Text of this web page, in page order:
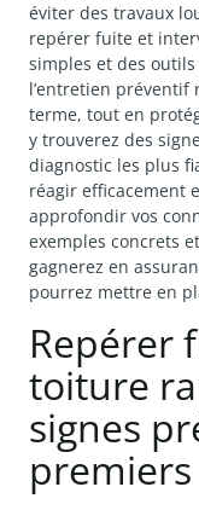
éviter des travaux
repérer fuite et
simples et des
l’entretien préventif
terme, tout en
y trouverez des
diagnostic les plus
réagir efficacement
approfondir vos
exemples concrets
gagnerez en
pourrez mettre en
Repérer
toiture
signes